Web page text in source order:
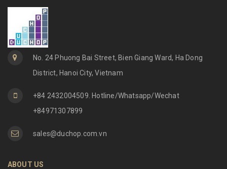
No. 24 Phuong Bai Street, Bien Giang Ward, Ha Dong
District, Hanoi City, Vietnam
+84 2432004509. Hotline/Whatsapp/Wechat
+84971307899
sales@duchop.com.vn
ABOUT US